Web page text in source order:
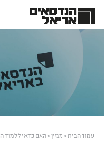
עמוד הבית >מגזין>האם כדאי ללמוד